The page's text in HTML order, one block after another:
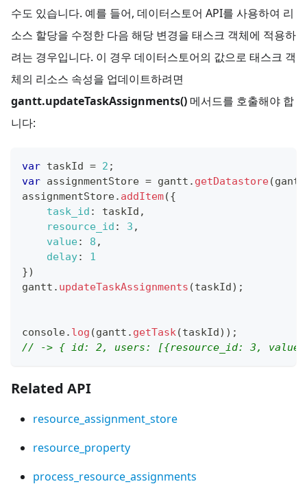
수도 있습니다. 예를 들어, 데이터스토어 API를 사용하여 리
소스 할당을 수정한 다음 해당 변경을 태스크 객체에 적용하
려는 경우입니다. 이 경우 데이터스토어의 값으로 태스크 객
체의 리소스 속성을 업데이트하려면
gantt.updateTaskAssignments() 메서드를 호출해야 합
니다:
var taskId = 2 ;
var assignmentStore = gantt . getDatastore(gantt
assignmentStore. addItem({
task_id : taskId ,
resource_id : 3 ,
value: 8 ,
delay:
1
})
gantt . updateTaskAssignments (taskId) ;
console. log (gantt . getTask(taskId) ) ;
// -> { id: 2, users: [{resource_id: 3,
Related API
resource_assignment_store
resource_property
process_resource_assignments